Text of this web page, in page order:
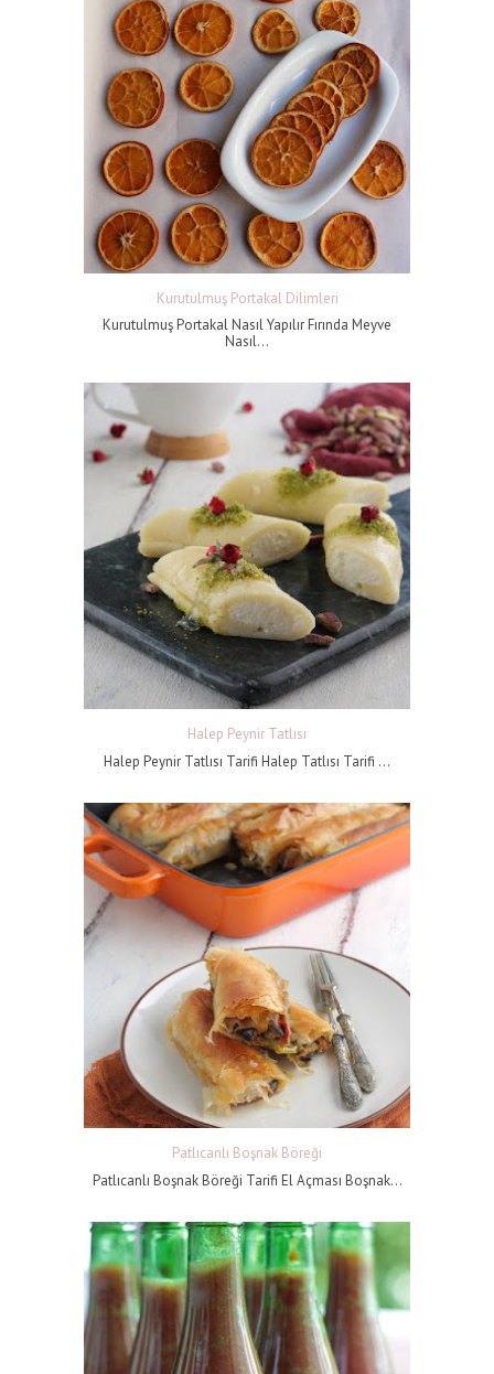
Kurutulmuş Portakal Dilimleri
Kurutulmuş Portakal Nasıl Yapılır Fırında Meyve
Nasıl...
Halep Peynir Tatlısı
Halep Peynir Tatlısı Tarifi Halep Tatlısı Tarifi ...
Patlıcanlı Boşnak Böreği
Patlıcanlı Boşnak Böreği Tarifi El Açması Boşnak...